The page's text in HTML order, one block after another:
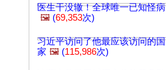
医生干没辙！全球唯一已知怪病
🖼️ (69,353次)
习近平访问了他最应该访问的国
家 🖼️ (115,986次)